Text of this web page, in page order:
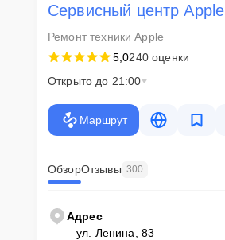
Сервисный центр Apple
Ремонт техники Apple
5,0240 оценки
Открыто до 21:00
Маршрут
ОбзорОтзывы 300
Адрес
ул. Ленина, 83